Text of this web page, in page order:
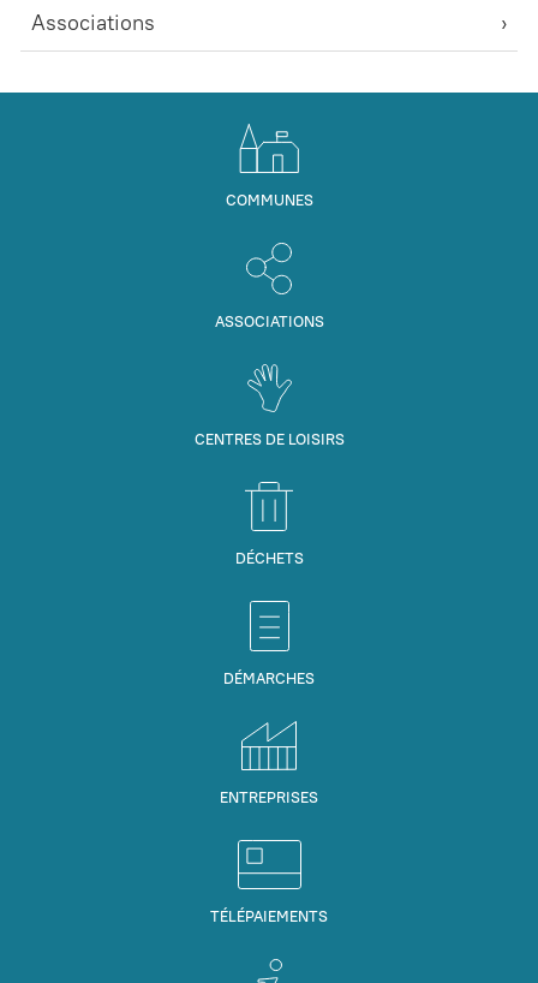
Associations
COMMUNES
ASSOCIATIONS
CENTRES DE LOISIRS
DÉCHETS
DÉMARCHES
ENTREPRISES
TÉLÉPAIEMENTS